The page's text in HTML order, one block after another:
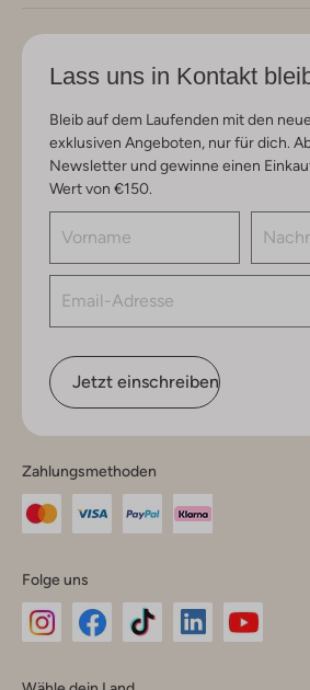
Lass uns in Kontakt
Bleib auf dem Laufenden mit den
exklusiven Angeboten, nur für dich.
Newsletter und gewinne einen
Wert von €150.
Jetzt einschreiben
Zahlungsmethoden
Folge uns